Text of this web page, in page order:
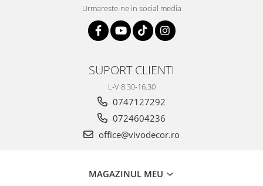
Urmareste-ne in social media
SUPORT CLIENTI
L-V 8.30-16.30
0747127292
0724604236
office@vivodecor.ro
MAGAZINUL MEU